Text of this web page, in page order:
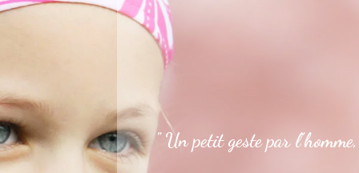
" Un petit geste par l’homme,